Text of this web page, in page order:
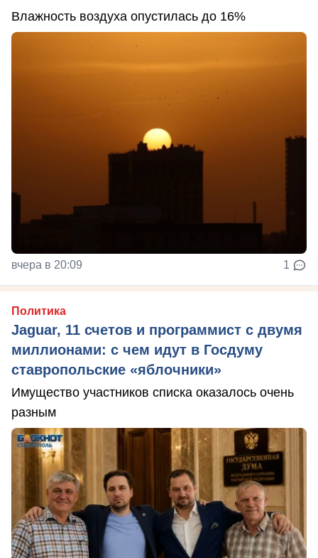
Влажность воздуха опустилась до 16%
вчера в 20:09 1
Политика
Jaguar, 11 счетов и программист с двумя
миллионами: с чем идут в Госдуму
ставропольские «яблочники»
Имущество участников списка оказалось очень
разным